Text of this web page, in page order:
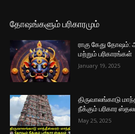
தோஷங்களும் பரிகாரமும்
ராகு கேது தோஷம்:
மற்றும் பரிகாரங்கள்
January 19, 2025
திருவாலங்காடு
நீக்கும் பரிகார
May 25, 2025